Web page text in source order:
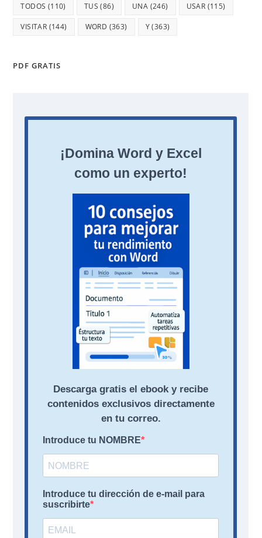
TODOS (110) TUS (86) UNA (246) USAR (115)
VISITAR (144) WORD (363) Y(363)
PDF GRATIS